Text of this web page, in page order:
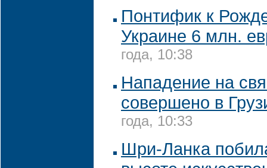
Понтифик к
Украине 6 млн.
года, 10:38
Нападение на
совершено в
года, 10:33
Шри-Ланка